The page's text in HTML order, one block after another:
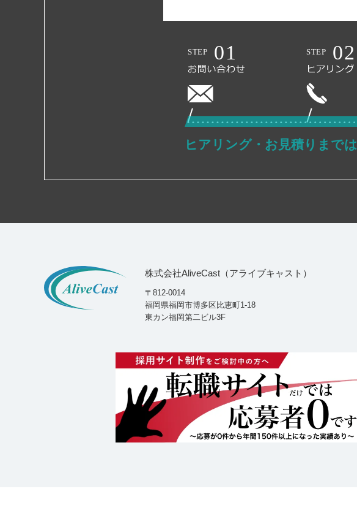
ヒアリング・お見積りまでは
株式会社AliveCast（アライブキャスト）
〒812-0014
福岡県福岡市博多区比恵町1-18
東カン福岡第二ビル3F